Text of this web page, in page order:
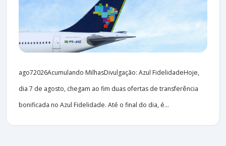
ago72026Acumulando MilhasDivulgação: Azul FidelidadeHoje,
dia 7 de agosto, chegam ao fim duas ofertas de transferência
bonificada no Azul Fidelidade. Até o final do dia, é...